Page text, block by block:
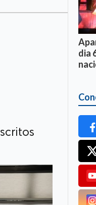
dia